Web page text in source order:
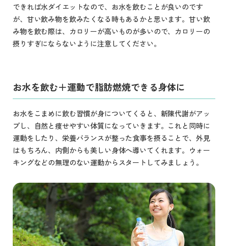
できれば水ダイエットなので、お水を飲むことが良いのです
が、甘い飲み物を飲みたくなる時もあるかと思います。甘い飲
み物を飲む際は、カロリーが高いものが多いので、カロリーの
摂りすぎにならないように注意してください。
お水を飲む＋運動で脂肪燃焼できる身体に
お水をこまめに飲む習慣が身についてくると、新陳代謝がアッ
プし、自然と痩せやすい体質になっていきます。これと同時に
運動をしたり、栄養バランスが整った食事を摂ることで、外見
はもちろん、内側からも美しい身体へ導いてくれます。ウォー
キングなどの無理のない運動からスタートしてみましょう。